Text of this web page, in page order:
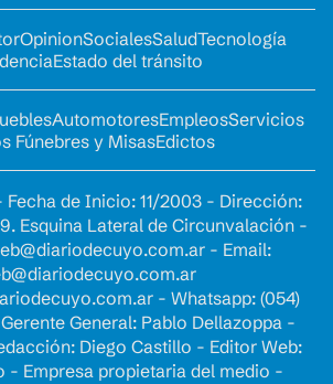
OpinionSocialesSaludTecnología
Estado del tránsito
AutomotoresEmpleosServicios
Fúnebres y MisasEdictos
Fecha de Inicio: 11/2003 - Dirección:
Esquina Lateral de Circunvalación -
- Email:
- Whatsapp: (054)
General: Pablo Dellazoppa -
Diego Castillo - Editor Web:
- Empresa propietaria del medio -